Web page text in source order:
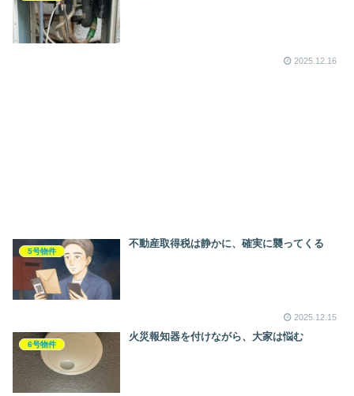
2025.12.16
5号物件
不動産取得税は静かに、確実に襲ってくる
2025.12.15
6号物件
火災報知器を付けながら、大家は悩む